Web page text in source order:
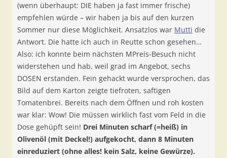
(wenn überhaupt: DIE haben ja fast immer frische)
empfehlen würde – wir haben ja bis auf den kurzen
Sommer nur diese Möglichkeit. Ansatzlos war Mutti die
Antwort. Die hatte ich auch in Reutte schon gesehen…
Also: ich konnte beim nächsten MPreis-Besuch nicht
widerstehen und hab, weil grad im Angebot, sechs
DOSEN erstanden. Fein gehackt wurde versprochen, das
Bild auf dem Karton zeigte tiefroten, saftigen
Tomatenbrei. Bereits nach dem Öffnen und roh kosten
war klar: Wow! Die müssen wirklich fast vom Feld in die
Dose gehüpft sein! Drei Minuten scharf (=heiß) in
Olivenöl (mit Deckel!) aufgekocht, dann 8 Minuten
einreduziert (ohne alles! kein Salz, keine Gewürze).